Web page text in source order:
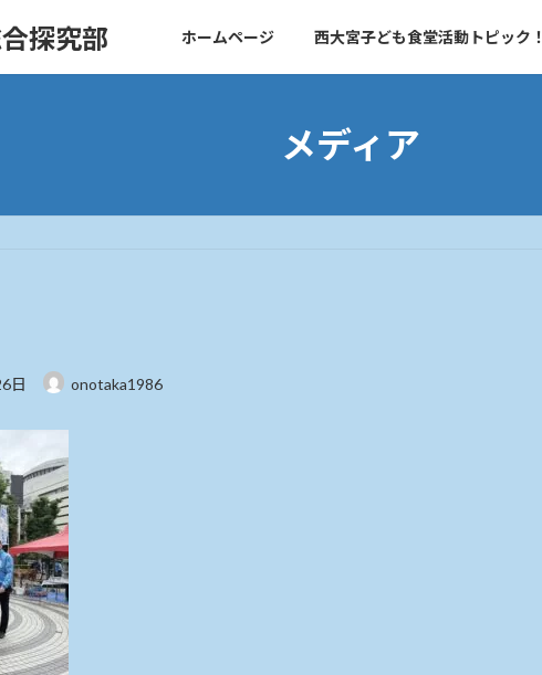
探究部 ホームページ 西大宮子ども食堂活動トピック！
メディア
日 onotaka1986